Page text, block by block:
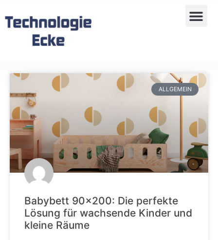
ALLGEMEIN
Babybett 90×200: Die perfekte
Lösung für wachsende Kinder und
kleine Räume